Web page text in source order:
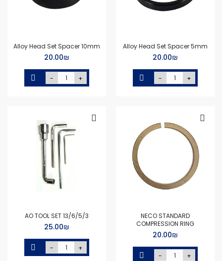
Alloy Head Set Spacer 5mm
₪‏20.00
- +
Alloy Head Set Spacer 10mm
₪‏20.00
- +
NECO STANDARD
COMPRESSION RING
₪‏20.00
- +
AO TOOL SET 13/6/5/3
₪‏25.00
- +